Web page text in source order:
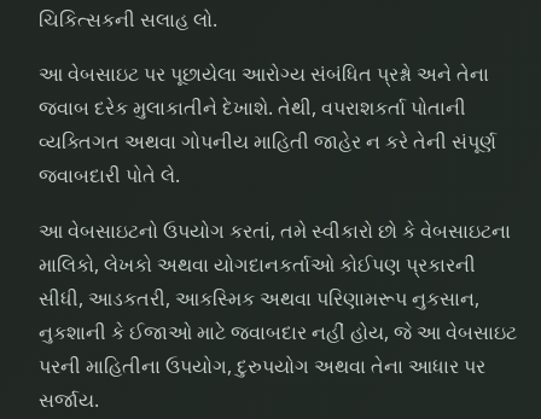
ચિકિત્સકની સલાહ લો.
આ વેબસાઇટ પર પૂછાયેલા આરોગ્ય સંબંધિત પ્રશ્નો અને તેના
જવાબ દરેક મુલાકાતીને દેખાશે. તેથી, વપરાશકર્તા પોતાની
વ્યક્તિગત અથવા ગોપનીય માહિતી જાહેર ન કરે તેની સંપૂર્ણ
જવાબદારી પોતે લે.
આ વેબસાઇટનો ઉપયોગ કરતાં, તમે સ્વીકારો છો કે વેબસાઇટના
માલિકો, લેખકો અથવા યોગદાનકર્તાઓ કોઈપણ પ્રકારની
સીધી, આડકતરી, આકસ્મિક અથવા પરિણામરૂપ નુકસાન,
નુકશાની કે ઈજાઓ માટે જવાબદાર નહીં હોય, જે આ વેબસાઇટ
પરની માહિતીના ઉપયોગ, દુરુપયોગ અથવા તેના આધાર પર
સર્જાય.